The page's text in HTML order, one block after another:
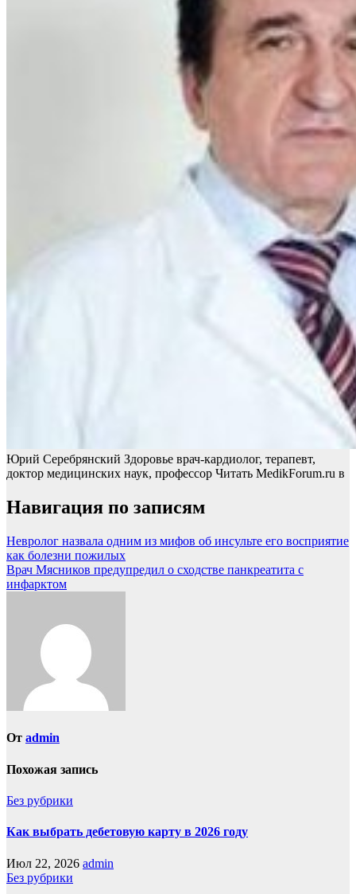
Юрий Серебрянский Здоровье врач-кардиолог, терапевт,
доктор медицинских наук, профессор Читать MedikForum.ru в
Навигация по записям
Невролог назвала одним из мифов об инсульте его восприятие
как болезни пожилых
Врач Мясников предупредил о сходстве панкреатита с
инфарктом
От admin
Похожая запись
Без рубрики
Как выбрать дебетовую карту в 2026 году
Июл 22, 2026 admin
Без рубрики